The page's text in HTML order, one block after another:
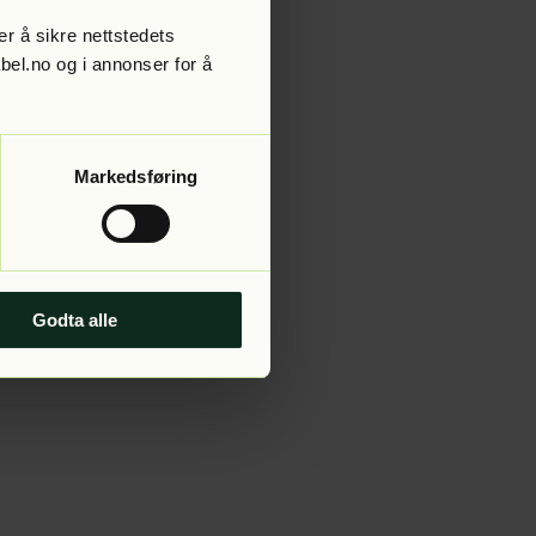
å sikre nettstedets
og i annonser for å
Markedsføring
Godta alle